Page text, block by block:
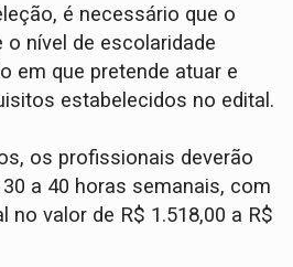
é necessário que o
nível de escolaridade
em que pretende atuar e
estabelecidos no edital.
os profissionais deverão
a 40 horas semanais, com
no valor de R$ 1.518,00 a R$